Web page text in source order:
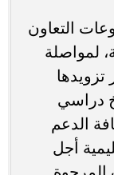
التعاون
لمواصلة
دراسي
الدعم
أجل